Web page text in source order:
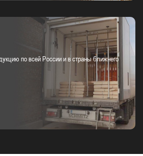
по всей России и в страны ближнего